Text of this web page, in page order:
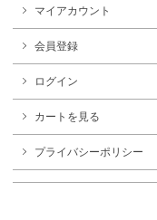
マイアカウント
会員登録
ログイン
カートを見る
プライバシーポリシー